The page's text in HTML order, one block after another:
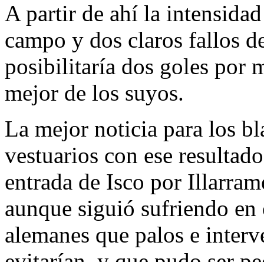
A partir de ahí la
campo y dos claros fallos
posibilitaría dos goles por
mejor de los suyos.
La mejor noticia para los
vestuarios con ese
entrada de Isco por
aunque siguió sufriendo
alemanes que palos e